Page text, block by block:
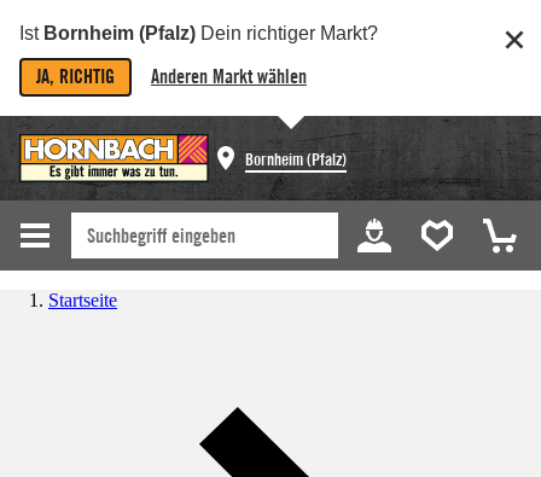
Ist Bornheim (Pfalz) Dein richtiger Markt?
JA, RICHTIG Anderen Markt wählen
Bornheim (Pfalz)
Startseite